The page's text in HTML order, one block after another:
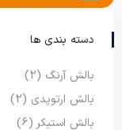
دسته بندی ها
بالش آرنگ (2)
بالش ارتوپدی (2)
بالش استیکر (6)